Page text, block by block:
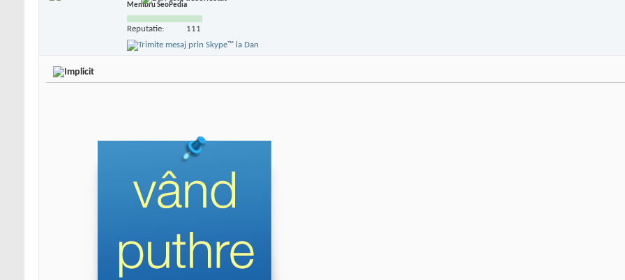
Membru SeoPedia
Reputatie: 111